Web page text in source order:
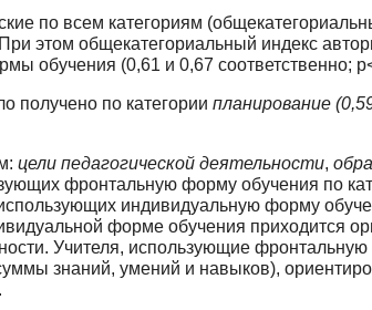
по всем категориям
этом общекатегориальный индекс
об­учения (0,61 и 0,67 соответственно;
получе­но по категории планирование
цели пе­дагогической деятельности,
фронтальную форму обучения по
ин­дивидуальную форму
форме обучения приходится
Учителя, использующие
знаний, умений и навыков),